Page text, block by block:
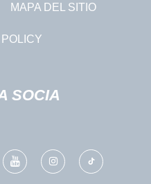
MAPA DEL SITIO
SOCIA